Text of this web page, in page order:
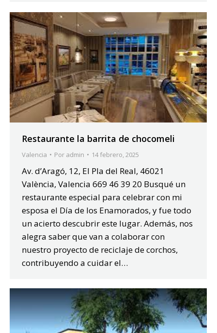
Restaurante la barrita de chocomeli
Valencia Por admin 14 febrero, 2025
Av. d’Aragó, 12, El Pla del Real, 46021
València, Valencia 669 46 39 20 Busqué un
restaurante especial para celebrar con mi
esposa el Día de los Enamorados, y fue todo
un acierto descubrir este lugar. Además, nos
alegra saber que van a colaborar con
nuestro proyecto de reciclaje de corchos,
contribuyendo a cuidar el…